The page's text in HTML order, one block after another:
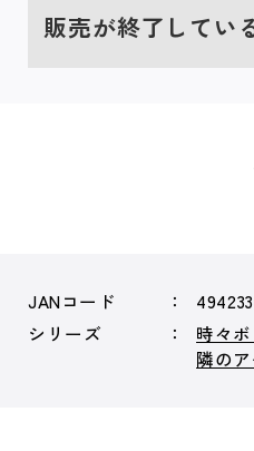
販売が終了してい
JANコード
シリーズ
時々
隣の